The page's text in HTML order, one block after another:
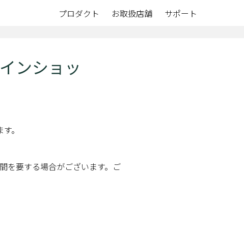
プロダクト お取扱店舗 サポート
ンショッ
。
を要する場合がございます。ご